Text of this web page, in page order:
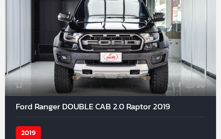
20
Ford Ranger DOUBLE CAB 2.0 Raptor 2019
2019